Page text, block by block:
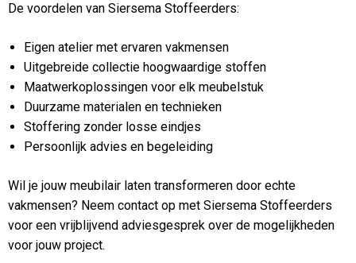
De voordelen van Siersema Stoffeerders:
Eigen atelier met ervaren vakmensen
Uitgebreide collectie hoogwaardige stoffen
Maatwerkoplossingen voor elk meubelstuk
Duurzame materialen en technieken
Stoffering zonder losse eindjes
Persoonlijk advies en begeleiding
Wil je jouw meubilair laten transformeren door echte
vakmensen? Neem contact op met Siersema Stoffeerders
voor een vrijblijvend adviesgesprek over de mogelijkheden
voor jouw project.